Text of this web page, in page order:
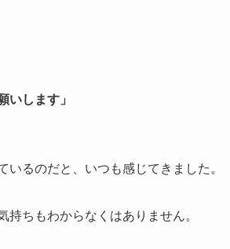
いします」
るのだと、いつも感じてきました。
ちもわからなくはありません。